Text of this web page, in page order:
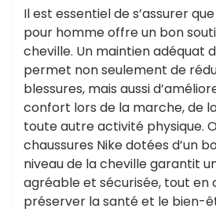
Il est essentiel de s’assurer
pour homme offre un bon
cheville. Un maintien adéquat
permet non seulement de
blessures, mais aussi
confort lors de la marche, de
toute autre activité physique.
chaussures Nike dotées d’un
niveau de la cheville garantit
agréable et sécurisée, tout en
préserver la santé et le bien-